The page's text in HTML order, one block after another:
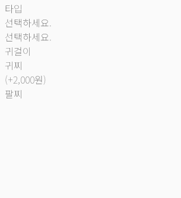
타입
선택하세요.
선택하세요.
귀걸이
귀찌
(+2,000원)
팔찌